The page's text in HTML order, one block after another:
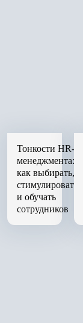
Тонкости HR-
менеджмента:
как выбирать,
стимулировать
и обучать
сотрудников